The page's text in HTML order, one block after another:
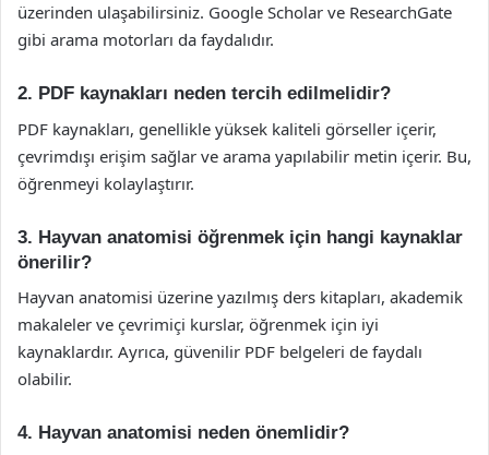
üzerinden ulaşabilirsiniz. Google Scholar ve ResearchGate
gibi arama motorları da faydalıdır.
2. PDF kaynakları neden tercih edilmelidir?
PDF kaynakları, genellikle yüksek kaliteli görseller içerir,
çevrimdışı erişim sağlar ve arama yapılabilir metin içerir. Bu,
öğrenmeyi kolaylaştırır.
3. Hayvan anatomisi öğrenmek için hangi kaynaklar
önerilir?
Hayvan anatomisi üzerine yazılmış ders kitapları, akademik
makaleler ve çevrimiçi kurslar, öğrenmek için iyi
kaynaklardır. Ayrıca, güvenilir PDF belgeleri de faydalı
olabilir.
4. Hayvan anatomisi neden önemlidir?